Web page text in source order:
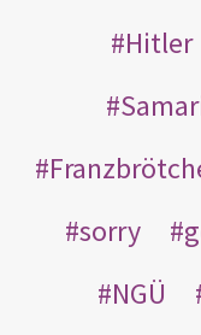
Hitler
sorry
NGÜ